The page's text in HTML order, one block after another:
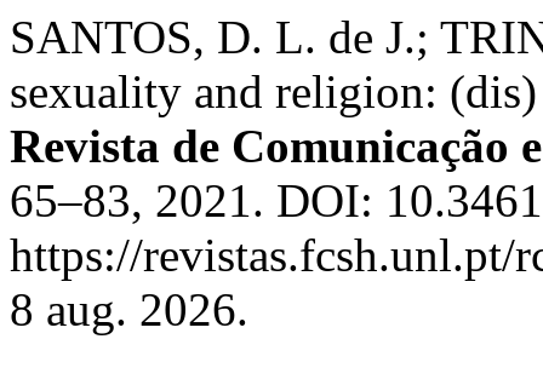
SANTOS, D. L. de J.;
sexuality and religion:
Revista de Comunicação
65–83, 2021. DOI:
https://revistas.fcsh.unl.pt/
8 aug. 2026.